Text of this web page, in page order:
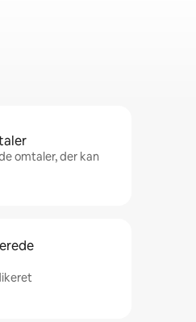
omtaler, der kan